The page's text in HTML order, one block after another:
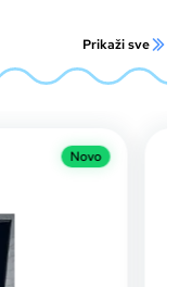
Prikaži sve
Novo